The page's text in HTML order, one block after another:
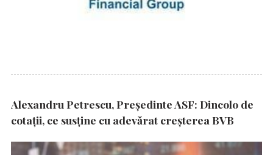
Alexandru Petrescu, Președinte ASF: Dincolo de
cotații, ce susține cu adevărat creșterea BVB